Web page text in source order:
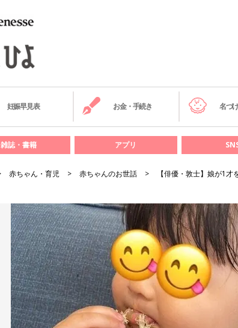
妊娠早見表 お金・手続き 名づ
雑誌・書籍 アプリ
赤ちゃん・育児 赤ちゃんのお世話 【俳優・敦士】娘が1